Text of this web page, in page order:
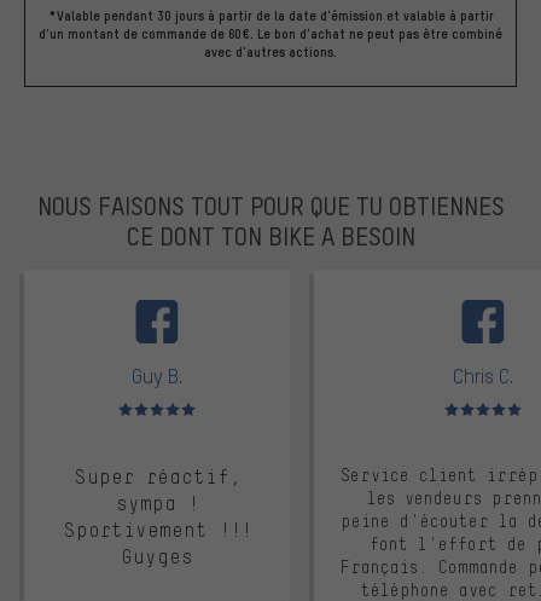
*Valable pendant 30 jours à partir de la date d'émission et valable à partir
d'un montant de commande de 60€. Le bon d'achat ne peut pas être combiné
avec d'autres actions.
NOUS FAISONS TOUT POUR QUE TU OBTIENNES
CE DONT TON BIKE A BESOIN
Guy B.
Note moyenne : 5 sur 5
Super réactif,
sympa !
Sportivement !!!
Guyges
Chris C.
Note moyenne :
Service client
les vendeurs
peine d'écouter la
font l'effort de
Français. Commande
téléphone avec